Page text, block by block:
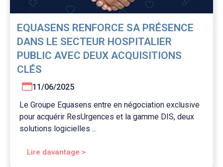
EQUASENS RENFORCE SA PRÉSENCE
DANS LE SECTEUR HOSPITALIER
PUBLIC AVEC DEUX ACQUISITIONS
CLÉS
11/06/2025
Le Groupe Equasens entre en négociation exclusive
pour acquérir ResUrgences et la gamme DIS, deux
solutions logicielles ...
Lire davantage >